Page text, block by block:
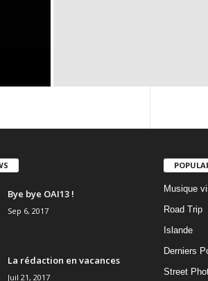
Bye bye OAI13 !
Sep 6, 2017
La rédaction en vacances
Juil 21, 2017
Musique
Road Trip
Islande
Derniers
Street